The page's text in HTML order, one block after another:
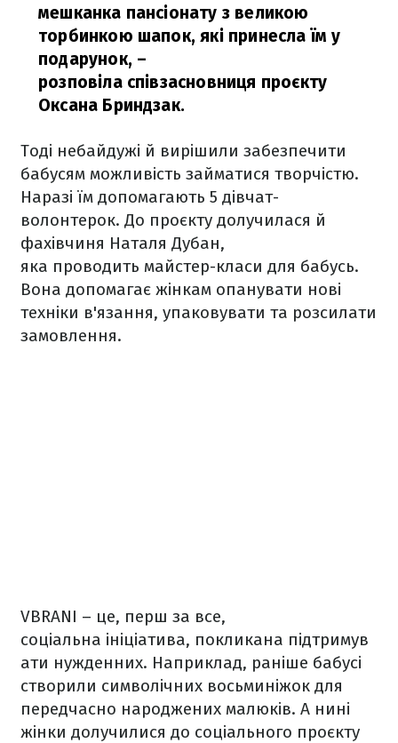
мешканка пансіонату з великою
торбинкою шапок, які принесла їм у
подарунок, –
розповіла співзасновниця проєкту
Оксана Бриндзак.
Тоді небайдужі й вирішили забезпечити
бабусям можливість займатися творчістю.
Наразі їм допомагають 5 дівчат-
волонтерок. До проєкту долучилася й
фахівчиня Наталя Дубан,
яка проводить майстер-класи для бабусь.
Вона допомагає жінкам опанувати нові
техніки в'язання, упаковувати та розсилати
замовлення.
VBRANI – це, перш за все,
соціальна ініціатива, покликана підтримув
ати нужденних. Наприклад, раніше бабусі
створили символічних восьминіжок для
передчасно народжених малюків. А нині
жінки долучилися до соціального проєкту